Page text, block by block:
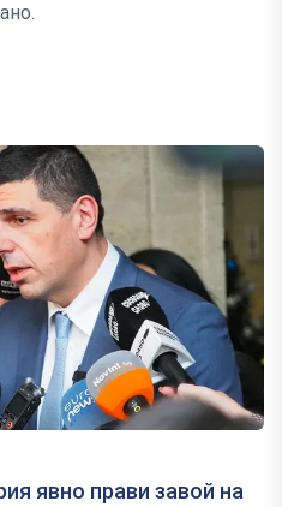
явно прави завой на